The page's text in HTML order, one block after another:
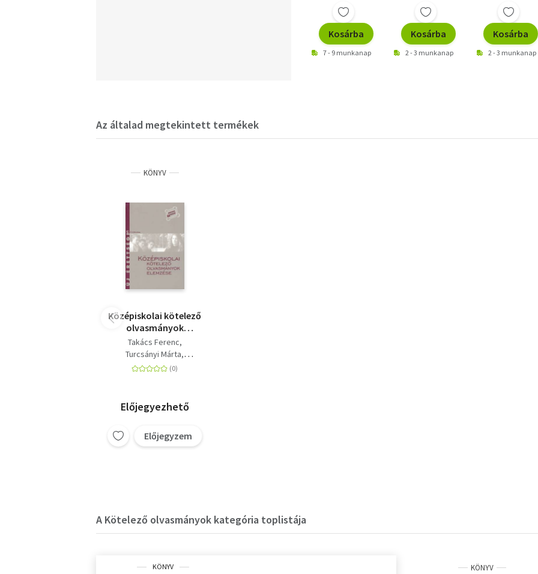
Kosárba
7 - 9 munkanap
Kosárba
2 - 3 munkanap
Kosárba
2 - 3 munkanap
Az általad megtekintett termékek
KÖNYV
Középiskolai kötelező
olvasmányok
elemzése
Takács Ferenc
Turcsányi Márta
Osztovics Szabolcs
Előjegyezhető
Előjegyzem
A Kötelező olvasmányok kategória toplistája
KÖNYV KÖNYV